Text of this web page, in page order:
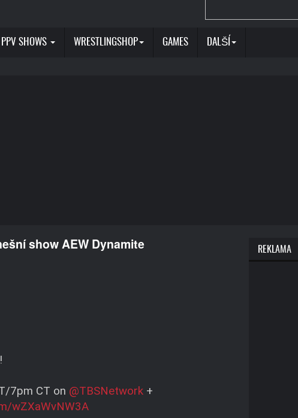
PPV SHOWS WRESTLINGSHOP GAMES DALŠÍ
show AEW Dynamite
7pm CT on @TBSNetwork +
wZXaWvNW3A
REKLAMA